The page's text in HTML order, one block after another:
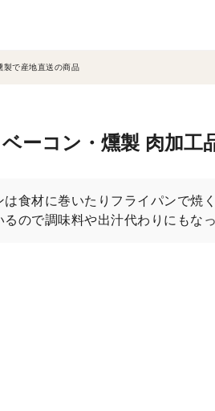
製で産地直送の商品
ーコン・燻製 肉加工
は食材に巻いたりフライパンで焼
るので調味料や出汁代わりにもな